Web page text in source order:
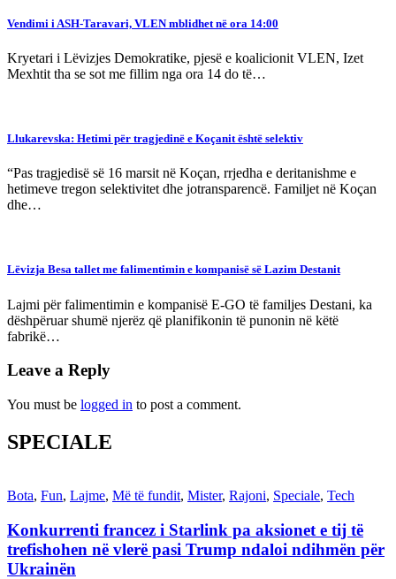
Vendimi i ASH-Taravari, VLEN mblidhet në ora 14:00
Kryetari i Lëvizjes Demokratike, pjesë e koalicionit VLEN, Izet
Mexhtit tha se sot me fillim nga ora 14 do të…
Llukarevska: Hetimi për tragjedinë e Koçanit është selektiv
“Pas tragjedisë së 16 marsit në Koçan, rrjedha e deritanishme e
hetimeve tregon selektivitet dhe jotransparencë. Familjet në Koçan
dhe…
Lëvizja Besa tallet me falimentimin e kompanisë së Lazim Destanit
Lajmi për falimentimin e kompanisë E-GO të familjes Destani, ka
dëshpëruar shumë njerëz që planifikonin të punonin në këtë
fabrikë…
Leave a Reply
You must be logged in to post a comment.
SPECIALE
Bota, Fun, Lajme, Më të fundit, Mister, Rajoni, Speciale, Tech
Konkurrenti francez i Starlink pa aksionet e tij të
trefishohen në vlerë pasi Trump ndaloi ndihmën për
Ukrainën